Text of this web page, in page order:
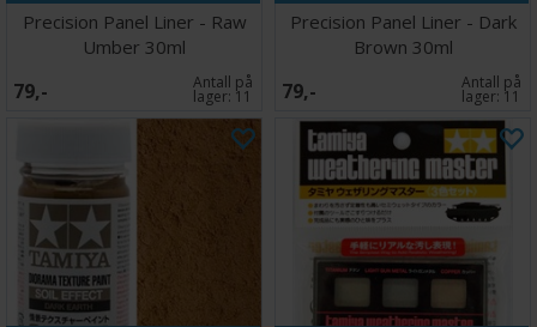
Precision Panel Liner - Raw
Umber 30ml
79,- Antall på
lager: 11
Precision Panel Liner - Dark
Brown 30ml
79,- Antall på
lager: 11